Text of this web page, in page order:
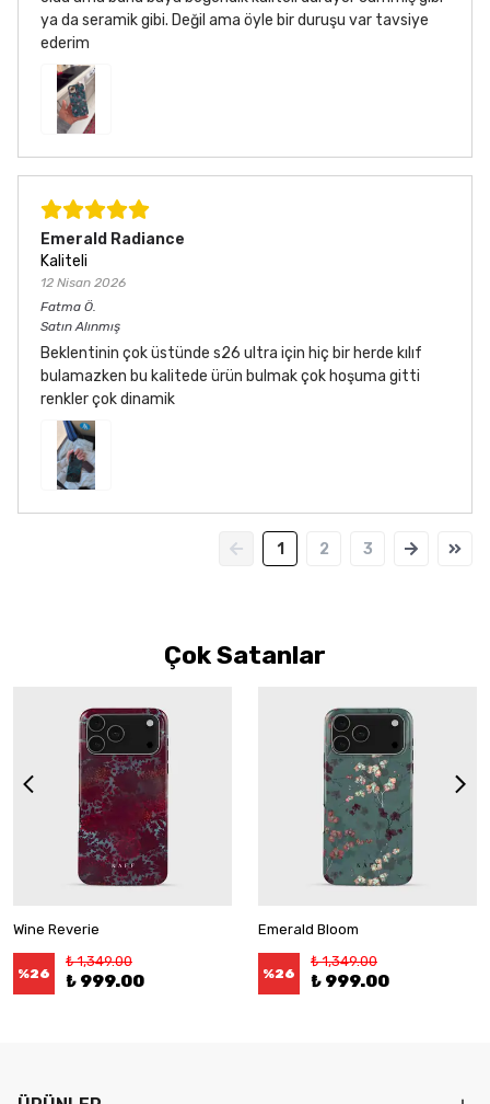
ya da seramik gibi. Değil ama öyle bir duruşu var tavsiye
ederim
Emerald Radiance
Kaliteli
12 Nisan 2026
Fatma Ö.
Satın Alınmış
Beklentinin çok üstünde s26 ultra için hiç bir herde kılıf
bulamazken bu kalitede ürün bulmak çok hoşuma gitti
renkler çok dinamik
1 2 3
Çok Satanlar
Wine Reverie
%26
₺ 1,349.00
₺ 999.00
Emerald Bloom
%26
₺ 1,349.00
₺ 999.00